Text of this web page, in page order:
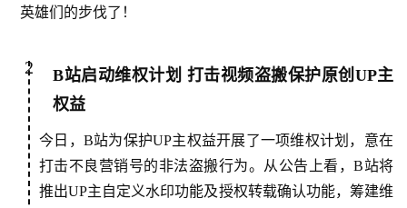
英雄们的步伐了！
2
B站启动维权计划 打击视频盗搬保护原创UP主
权益
今日，B站为保护UP主权益开展了一项维权计划，意在
打击不良营销号的非法盗搬行为。从公告上看，B站将
推出UP主自定义水印功能及授权转载确认功能，筹建维